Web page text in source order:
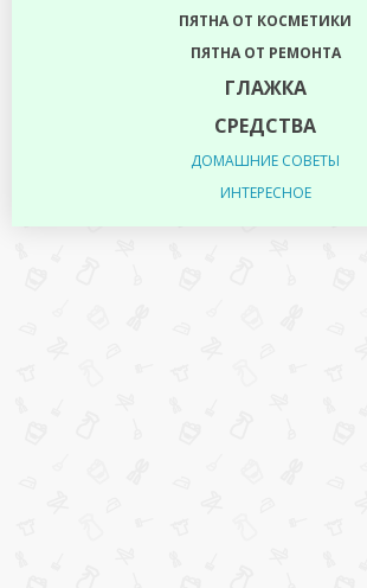
ПЯТНА ОТ КОСМЕТИКИ
ПЯТНА ОТ РЕМОНТА
ГЛАЖКА
СРЕДСТВА
ДОМАШНИЕ СОВЕТЫ
ИНТЕРЕСНОЕ